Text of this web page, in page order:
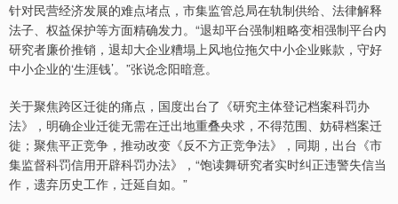
针对民营经济发展的难点堵点，市集监管总局在轨制供给、法律解释
法子、权益保护等方面精确发力。“退却平台强制粗略变相强制平台内
研究者廉价推销，退却大企业糟塌上风地位拖欠中小企业账款，守好
中小企业的‘生涯钱’。”张说念阳暗意。
关于聚焦跨区迁徙的痛点，国度出台了《研究主体登记档案科罚办
法》，明确企业迁徙无需在迁出地重叠央求，不得范围、妨碍档案迁
徙；聚焦平正竞争，推动改变《反不方正竞争法》，同期，出台《市
集监督科罚信用开辟科罚办法》，“饱读舞研究者实时纠正违警失信当
作，遗弃历史工作，迁延自如。”